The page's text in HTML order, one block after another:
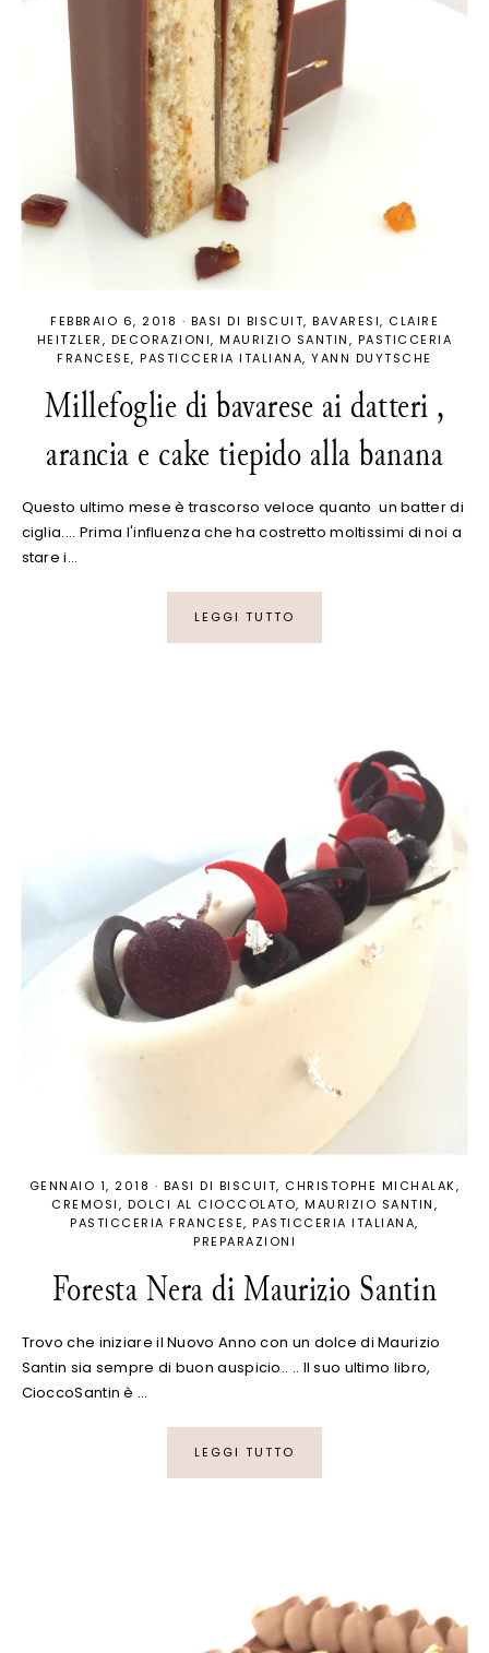
FEBBRAIO 6, 2018 · BASI DI BISCUIT BAVARESI
CLAIRE
HEITZLER
DECORAZIONI MAURIZIO SANTIN
PASTICCERIA
FRANCESE PASTICCERIA ITALIANA YANN DUYTSCHE
Millefoglie di bavarese ai datteri ,
arancia e cake tiepido alla banana
Questo ultimo mese è trascorso veloce quanto un batter di
ciglia.... Prima l'influenza che ha costretto moltissimi di noi a
stare i…
LEGGI TUTTO
GENNAIO 1, 2018 · BASI DI BISCUIT CHRISTOPHE MICHALAK
CREMOSI
DOLCI AL CIOCCOLATO MAURIZIO SANTIN
PASTICCERIA FRANCESE PASTICCERIA ITALIANA
PREPARAZIONI
Foresta Nera di Maurizio Santin
Trovo che iniziare il Nuovo Anno con un dolce di Maurizio
Santin sia sempre di buon auspicio.. .. Il suo ultimo libro,
CioccoSantin è …
LEGGI TUTTO